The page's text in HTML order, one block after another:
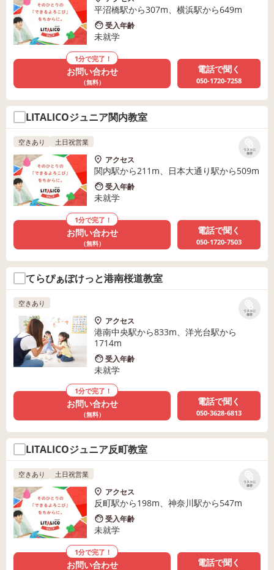
平沼橋駅から307m、横浜駅から649m
受入年齢
未就学
1分で完了！
お問い合わせ
（無料）
電話で聞く
050-1720-7258
LITALICOジュニア関内教室
リストに
保存
空きあり 土日祝営業
アクセス
関内駅から211m、日本大通り駅から509m
受入年齢
未就学
1分で完了！
お問い合わせ
（無料）
電話で聞く
050-1720-7503
てらぴぁぽけっと港南桜道教室
リストに
保存
空きあり
アクセス
港南中央駅から833m、洋光台駅から
1714m
受入年齢
未就学
1分で完了！
お問い合わせ
（無料）
電話で聞く
050-3628-6813
LITALICOジュニア反町教室
リストに
保存
空きあり 土日祝営業
アクセス
反町駅から198m、神奈川駅から547m
受入年齢
未就学
1分で完了！
お問い合わせ 電話で聞く